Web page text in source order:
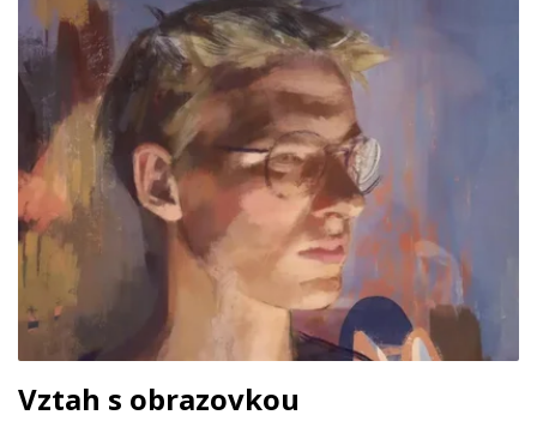
Vztah s obrazovkou